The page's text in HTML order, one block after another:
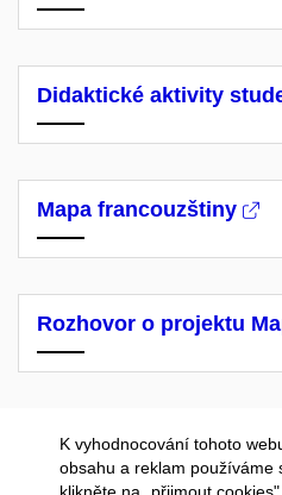
Didaktické aktivity
Mapa francouzštiny
Rozhovor o projektu
K vyhodnocování tohoto
obsahu a reklam používáme